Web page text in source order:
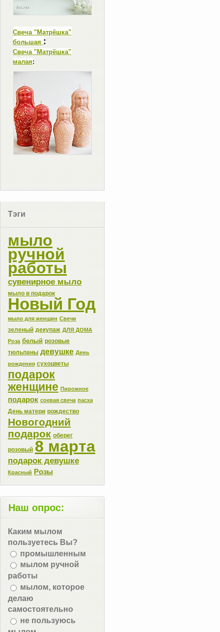
Свеча "Матрёшка"
большая :
Свеча "Матрёшка"
малая:
Тэги
мыло
ручной
работы
сувенирное мыло
мыло в подарок
Новый Год
мыло для женщин Свечи
зеленый декупаж ДЛЯ ДОМА
Роза белый розовые
тюльпаны девушке День
рождения сухоцветы
подарок
женщине Пирожное
подарок соевая свеча пасха
День матери рождество
Новогодний
подарок оберег
розовый 8 марта
подарок девушке
Красный Розы
Наш опрос:
Каким мылом
пользуетесь Вы?
промышленным
мылом ручной
работы
мылом, которое
делаю
самостоятельно
не пользуюсь